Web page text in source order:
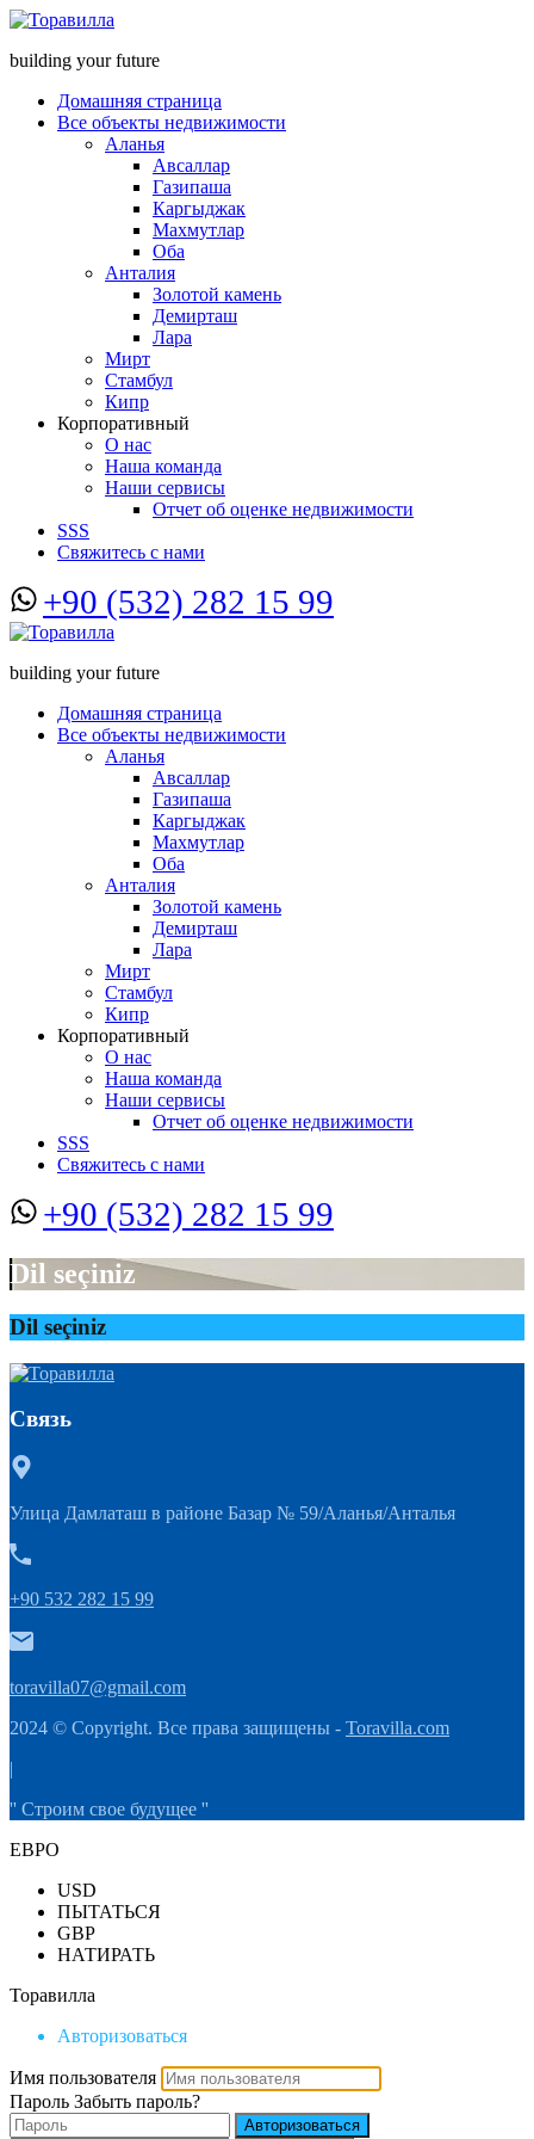
building your future
Домашняя страница
Все объекты недвижимости
Аланья
Авсаллар
Газипаша
Каргыджак
Махмутлар
Оба
Анталия
Золотой камень
Демирташ
Лара
Мирт
Стамбул
Кипр
Корпоративный
О нас
Наша команда
Наши сервисы
Отчет об оценке недвижимости
SSS
Свяжитесь с нами
+90 (532) 282 15 99
building your future
Домашняя страница
Все объекты недвижимости
Аланья
Авсаллар
Газипаша
Каргыджак
Махмутлар
Оба
Анталия
Золотой камень
Демирташ
Лара
Мирт
Стамбул
Кипр
Корпоративный
О нас
Наша команда
Наши сервисы
Отчет об оценке недвижимости
SSS
Свяжитесь с нами
+90 (532) 282 15 99
Dil seçiniz
Dil seçiniz
Связь
Улица Дамлаташ в районе Базар № 59/Аланья/Анталья
+90 532 282 15 99
toravilla07@gmail.com
2024 © Copyright. Все права защищены - Toravilla.com
|
'' Строим свое будущее ''
ЕВРО
USD
ПЫТАТЬСЯ
GBP
НАТИРАТЬ
Торавилла
Авторизоваться
Имя пользователя
Пароль Забыть пароль?
Авторизоваться